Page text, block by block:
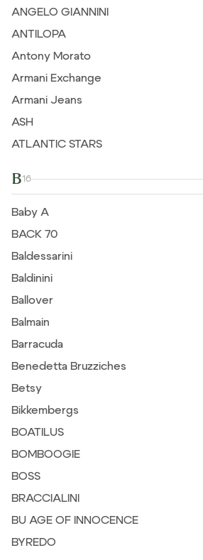
ANGELO GIANNINI
ANTILOPA
Antony Morato
Armani Exchange
Armani Jeans
ASH
ATLANTIC STARS
B16
Baby A
BACK 70
Baldessarini
Baldinini
Ballover
Balmain
Barracuda
Benedetta Bruzziches
Betsy
Bikkembergs
BOATILUS
BOMBOOGIE
BOSS
BRACCIALINI
BU AGE OF INNOCENCE
BYREDO